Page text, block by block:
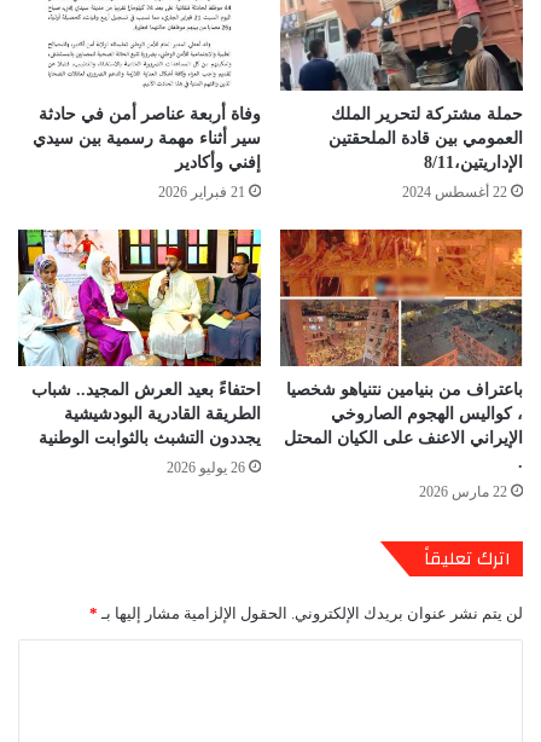
حملة مشتركة لتحرير الملك
العمومي بين قادة الملحقتين
الإداريتين،8/11
22 أغسطس 2024
وفاة أربعة عناصر أمن في حادثة
سير أثناء مهمة رسمية بين سيدي
إفني وأكادير
21 فبراير 2026
باعتراف من بنيامين نتنياهو شخصيا
، كواليس الهجوم الصاروخي
الإيراني الاعنف على الكيان المحتل
.
22 مارس 2026
احتفاءً بعيد العرش المجيد.. شباب
الطريقة القادرية البودشيشية
يجددون التشبث بالثوابت الوطنية
26 يوليو 2026
اترك تعليقاً
لن يتم نشر عنوان بريدك الإلكتروني. الحقول الإلزامية مشار إليها بـ *